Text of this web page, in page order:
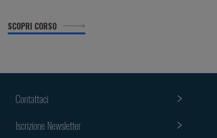
SCOPRI CORSO
Contattaci
Iscrizione Newsletter